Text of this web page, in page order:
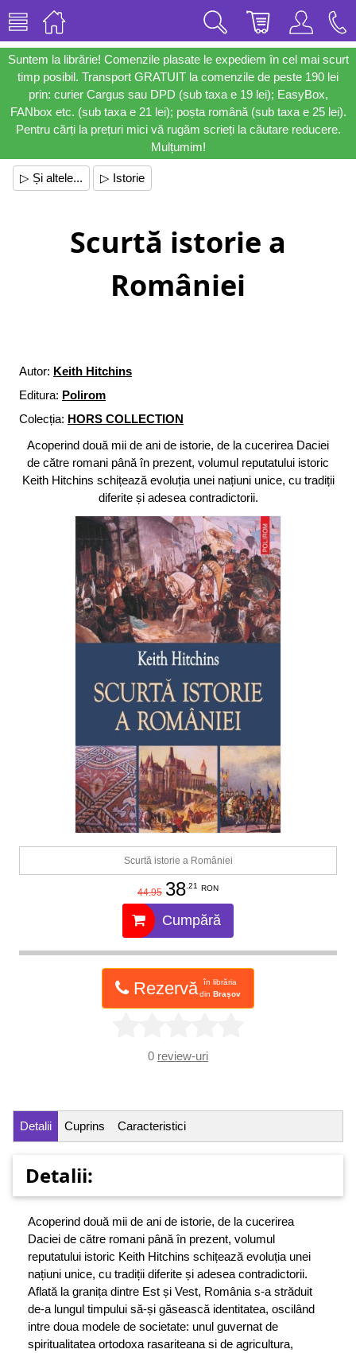
Suntem la librărie! Comenzile plasate le expediem în cel mai scurt
timp posibil. Transport GRATUIT la comenzile de peste 190 lei
prin: curier Cargus sau DPD (sub taxa e 19 lei); EasyBox,
FANbox etc. (sub taxa e 21 lei); poșta română (sub taxa e 25 lei).
Pentru cărți la prețuri mici vă rugăm scrieți la căutare reducere.
Mulțumim!
▷ Și altele... ▷ Istorie
Scurtă istorie a
României
Autor: Keith Hitchins
Editura: Polirom
Colecția: HORS COLLECTION
Acoperind două mii de ani de istorie, de la cucerirea Daciei
de către romani până în prezent, volumul reputatului istoric
Keith Hitchins schițează evoluția unei națiuni unice, cu tradiții
diferite și adesea contradictorii.
Scurtă istorie a României
44.95 38.21 RON
Cumpără
Rezervă
în librăria
din Brașov
0 review-uri
Detalii Cuprins Caracteristici
Detalii:
Acoperind două mii de ani de istorie, de la cucerirea
Daciei de către romani până în prezent, volumul
reputatului istoric Keith Hitchins schițează evoluția unei
națiuni unice, cu tradiții diferite și adesea contradictorii.
Aflată la granița dintre Est și Vest, România s-a străduit
de-a lungul timpului să-și găsească identitatea, oscilând
intre doua modele de societate: unul guvernat de
spiritualitatea ortodoxa rasariteana si de agricultura,